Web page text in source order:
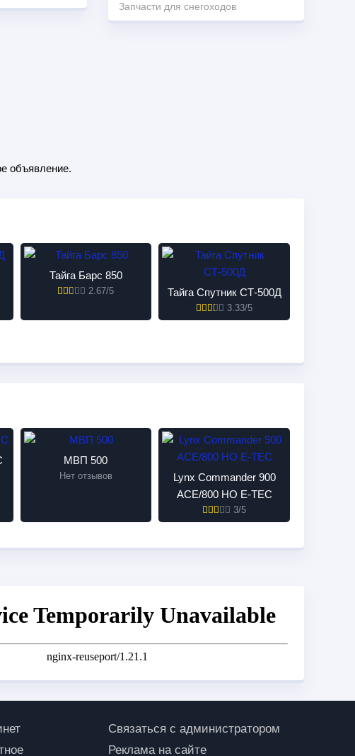
Запчасти для снегоходов
объявление.
Тайга Барс 850
2.67/5 Тайга Спутник СТ-500Д
3.33/5
МВП 500
Нет отзывов
Lynx Commander 900
ACE/800 HO E-TEC
3/5
Связаться с администратором
Реклама на сайте